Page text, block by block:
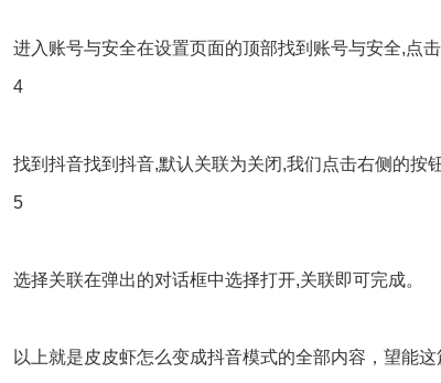
进入账号与安全在设置页面的顶部找到账号与安全,点击
4
找到抖音找到抖音,默认关联为关闭,我们点击右侧的按钮
5
选择关联在弹出的对话框中选择打开,关联即可完成。
以上就是皮皮虾怎么变成抖音模式的全部内容，望能